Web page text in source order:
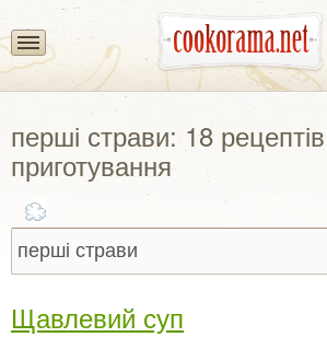
перші страви: 18 рецептів
приготування
Щавлевий суп